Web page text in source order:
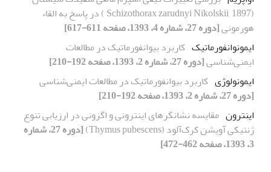
(Schizothorax zarudnyi Nikolskii, 1897 ) در پاسخ به القاء
هورمونی[دوره 27، شماره 4، 1393، صفحه 611-617]
ایمونوانفورماتیک کاربرد بیوانفورماتیک در مطالعات
ایمنی‌شناسی[دوره 27، شماره 2، 1393، صفحه 192-210]
ایمونولوژی کاربرد بیوانفورماتیک در مطالعات ایمنی‌شناسی
[دوره 27، شماره 2، 1393، صفحه 192-210]
اینترون مقایسه نشانگرهای اینترونی و اگزونی در ارزیابی تنوع
ژنتیکی آویشن کرک‌آلود (Thymus pubescens)
[دوره 27، شماره
3، 1393، صفحه 462-472]